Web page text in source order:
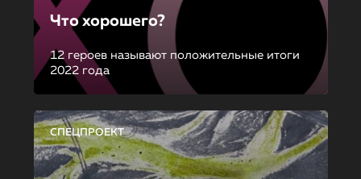
Что хорошего?
12 героев называют положительные итоги
2022 года
СПЕЦПРОЕКТ